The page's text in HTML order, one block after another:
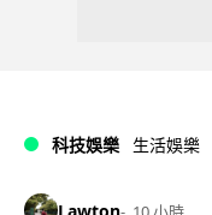
科技娛樂 生活娛樂